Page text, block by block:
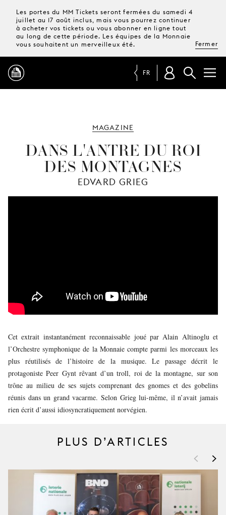
Les portes du MM Tickets seront fermées du samedi 4
juillet au 17 août inclus, mais vous pourrez continuer
à acheter vos tickets ou vous abonner en ligne tout
au long de cette période. Les équipes de la Monnaie
vous souhaitent un merveilleux été.
Fermer
TICKETS &
ABONNEMENTS
NOUS
FR
MAGAZINE
DANS L'ANTRE DU ROI
DES MONTAGNES
EDVARD GRIEG
Cet extrait instantanément reconnaissable joué par Alain Altinoglu et
l’Orchestre symphonique de la Monnaie compte parmi les morceaux les
plus réutilisés de l’histoire de la musique. Le passage décrit le
protagoniste Peer Gynt rêvant d’un troll, roi de la montagne, sur son
trône au milieu de ses sujets comprenant des gnomes et des gobelins
réunis dans un grand vacarme. Selon Grieg lui-même, il n’avait jamais
rien écrit d’aussi idiosyncratiquement norvégien.
PLUS D’ARTICLES
< >